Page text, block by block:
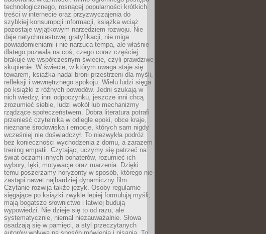
technologicznego, rosnącej popularności krótkich
treści w internecie oraz przyzwyczajenia do
szybkiej konsumpcji informacji, książka wciąż
pozostaje wyjątkowym narzędziem rozwoju. Nie
daje natychmiastowej gratyfikacji, nie miga
powiadomieniami i nie narzuca tempa, ale właśnie
dlatego pozwala na coś, czego coraz częściej
brakuje we współczesnym świecie, czyli prawdziwe
skupienie. W świecie, w którym uwaga staje się
towarem, książka nadal broni przestrzeni dla myśli,
refleksji i wewnętrznego spokoju. Wielu ludzi sięga
po książki z różnych powodów. Jedni szukają w
nich wiedzy, inni odpoczynku, jeszcze inni chcą
zrozumieć siebie, ludzi wokół lub mechanizmy
rządzące społeczeństwem. Dobra literatura potrafi
przenieść czytelnika w odległe epoki, obce kraje,
nieznane środowiska i emocje, których sam nigdy
wcześniej nie doświadczył. To niezwykła podróż
bez konieczności wychodzenia z domu, a zarazem
trening empatii. Czytając, uczymy się patrzeć na
świat oczami innych bohaterów, rozumieć ich
wybory, lęki, motywacje oraz marzenia. Dzięki
temu poszerzamy horyzonty w sposób, którego nie
zastąpi nawet najbardziej dynamiczny film.
Czytanie rozwija także język. Osoby regularnie
sięgające po książki zwykle lepiej formułują myśli,
mają bogatsze słownictwo i łatwiej budują
wypowiedzi. Nie dzieje się to od razu, ale
systematycznie, niemal niezauważalnie. Słowa
osadzają się w pamięci, a styl przeczytanych